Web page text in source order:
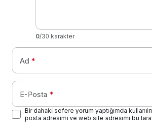
0/30 karakter
Ad *
E-Posta *
Bir dahaki sefere yorum yaptığımda
posta adresimi ve web site adresimi bu